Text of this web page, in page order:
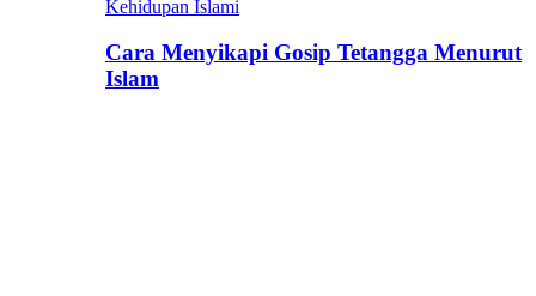
Kehidupan Islami
Cara Menyikapi Gosip Tetangga Menurut
Islam